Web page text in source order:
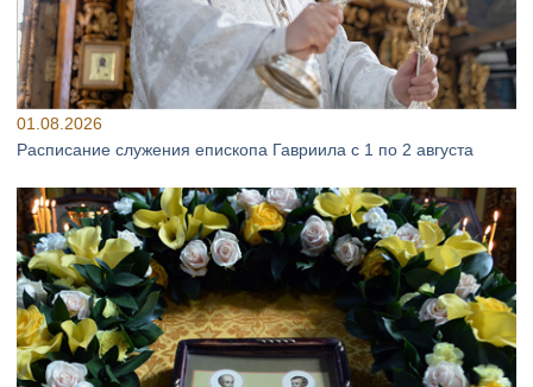
01.08.2026
Расписание служения епископа Гавриила с 1 по 2 августа